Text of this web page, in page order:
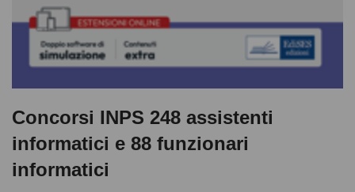
Concorsi INPS 248 assistenti
informatici e 88 funzionari
informatici